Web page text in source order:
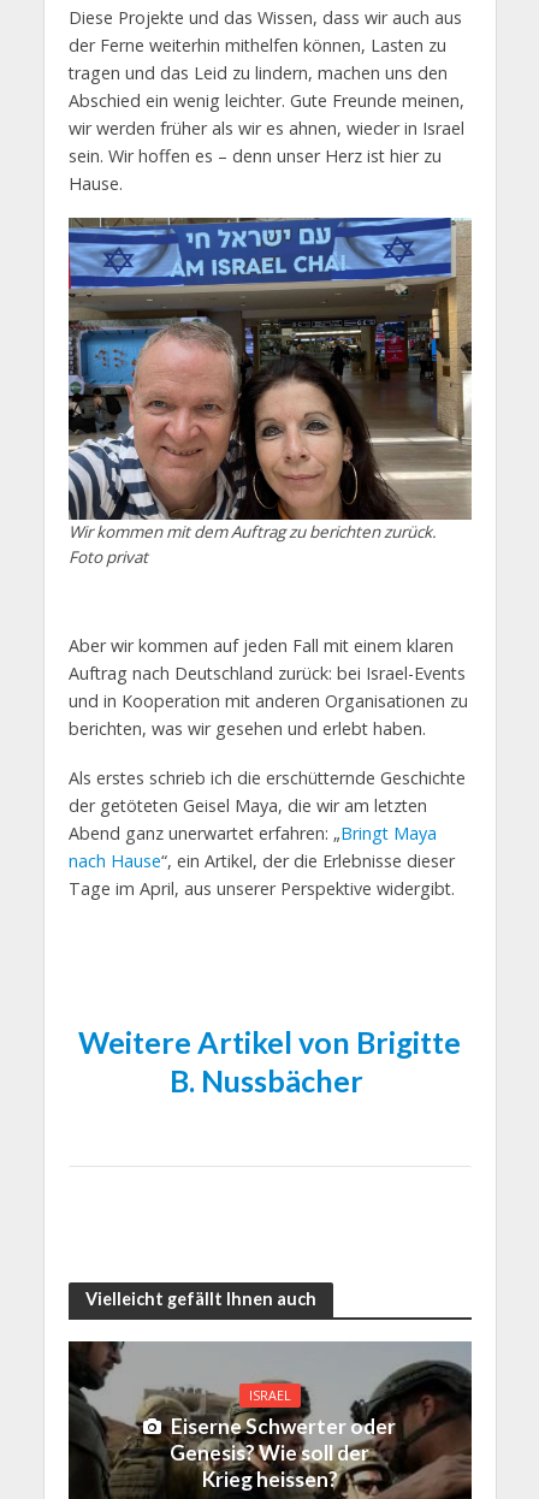
Diese Projekte und das Wissen, dass wir auch aus
der Ferne weiterhin mithelfen können, Lasten zu
tragen und das Leid zu lindern, machen uns den
Abschied ein wenig leichter. Gute Freunde meinen,
wir werden früher als wir es ahnen, wieder in Israel
sein. Wir hoffen es – denn unser Herz ist hier zu
Hause.
Wir kommen mit dem Auftrag zu berichten zurück.
Foto privat
Aber wir kommen auf jeden Fall mit einem klaren
Auftrag nach Deutschland zurück: bei Israel-Events
und in Kooperation mit anderen Organisationen zu
berichten, was wir gesehen und erlebt haben.
Als erstes schrieb ich die erschütternde Geschichte
der getöteten Geisel Maya, die wir am letzten
Abend ganz unerwartet erfahren: „Bringt Maya
nach Hause“, ein Artikel, der die Erlebnisse dieser
Tage im April, aus unserer Perspektive widergibt.
Weitere Artikel von Brigitte
B. Nussbächer
Vielleicht gefällt Ihnen auch
ISRAEL
Eiserne Schwerter oder
Genesis? Wie soll der
Krieg heissen?